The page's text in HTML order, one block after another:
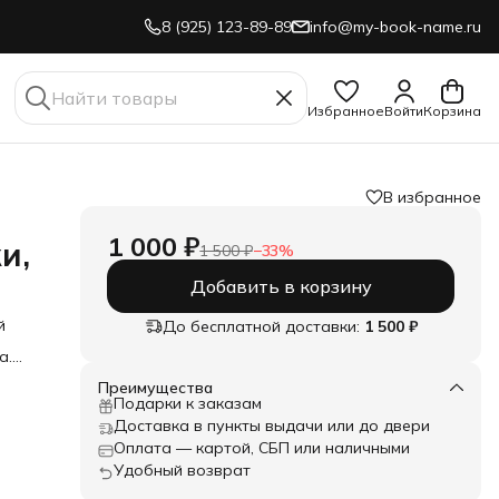
8 (925) 123-89-89 info@my-book-name.ru
ИзбранноеВойтиКорзина
В избранное
1 000 ₽1 500 ₽−33%
Добавить в корзину
До бесплатной доставки: 1 500 ₽
Преимущества
Подарки к заказам
Доставка в пункты выдачи или до двери
Оплата — картой, СБП или наличными
Удобный возврат